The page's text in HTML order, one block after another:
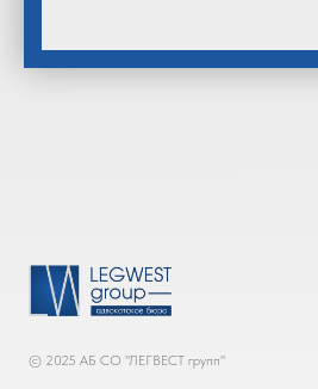
© 2025 АБ СО "ЛЕГВЕСТ групп"